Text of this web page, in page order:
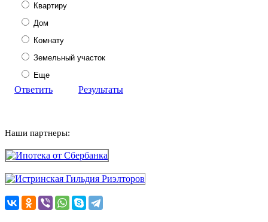
Квартиру
Дом
Комнату
Земельный участок
Еще
Ответить Результаты
Наши партнеры: